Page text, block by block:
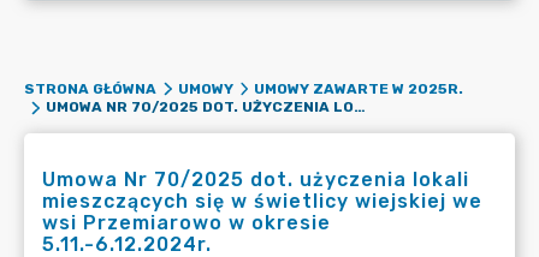
STRONA GŁÓWNA UMOWY
UMOWY ZAWARTE W 2025R.
UMOWA NR 70/2025 DOT. UŻYCZENIA LOKALI MIESZCZĄCYCH SIĘ W ŚWIETLICY WIEJSKIEJ WE WSI PRZEMIAROWO W OKRESIE 5.11.-6.12.2024R.
Umowa Nr 70/2025 dot. użyczenia lokali
mieszczących się w świetlicy wiejskiej we
wsi Przemiarowo w okresie
5.11.-6.12.2024r.